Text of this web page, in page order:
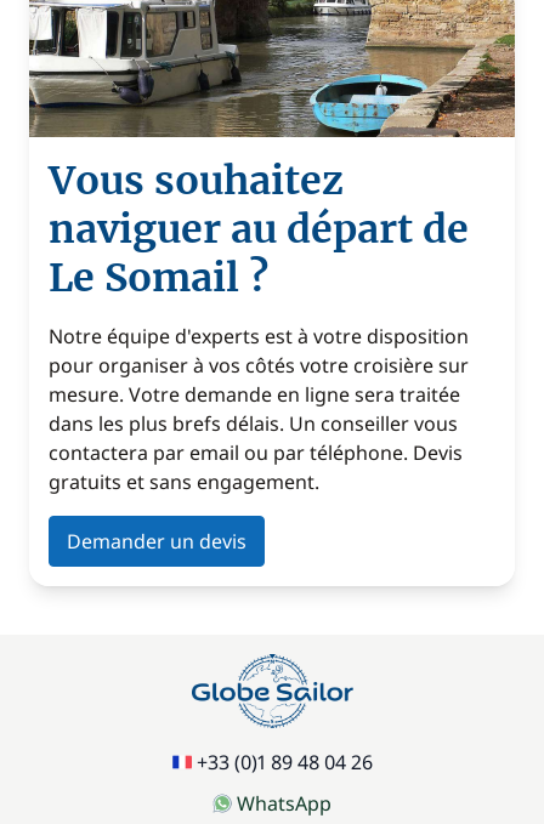
Vous souhaitez
naviguer au départ de
Le Somail ?
Notre équipe d'experts est à votre disposition
pour organiser à vos côtés votre croisière sur
mesure. Votre demande en ligne sera traitée
dans les plus brefs délais. Un conseiller vous
contactera par email ou par téléphone. Devis
gratuits et sans engagement.
Demander un devis
+33 (0)1 89 48 04 26
WhatsApp